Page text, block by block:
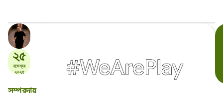
২৫
নভেম্বর
২০২৫